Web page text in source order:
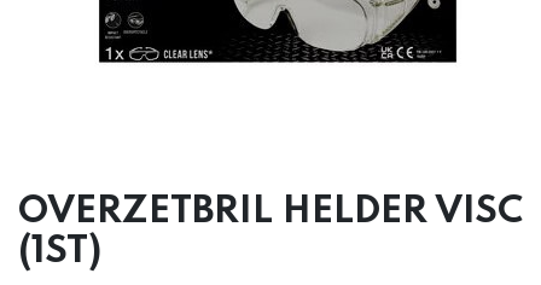
OVERZETBRIL HELDER VISC
(1ST)